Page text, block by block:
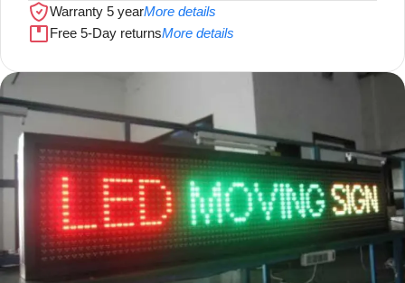
Warranty 5 yearMore details
Free 5-Day returnsMore details